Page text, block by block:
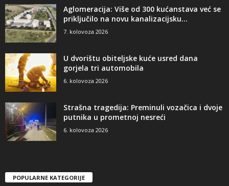
Aglomeracija: Više od 300 kućanstava već se
priključilo na novu kanalizacijsku...
7. kolovoza 2026
U dvorištu obiteljske kuće usred dana
gorjela tri automobila
6. kolovoza 2026
Strašna tragedija: Preminuli vozačica i dvoje
putnika u prometnoj nesreći
6. kolovoza 2026
POPULARNE KATEGORIJE